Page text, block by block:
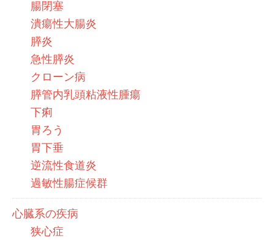
腸閉塞
潰瘍性大腸炎
膵炎
急性膵炎
クローン病
膵管内乳頭粘液性腫瘍
下痢
胃ろう
胃下垂
逆流性食道炎
過敏性腸症候群
心臓系の疾病
狭心症